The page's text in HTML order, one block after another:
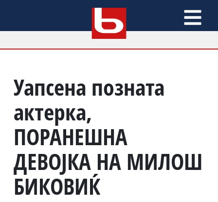
Уапсена позната
актерка,
ПОРАНЕШНА
ДЕВОЈКА НА МИЛОШ
БИКОВИЌ